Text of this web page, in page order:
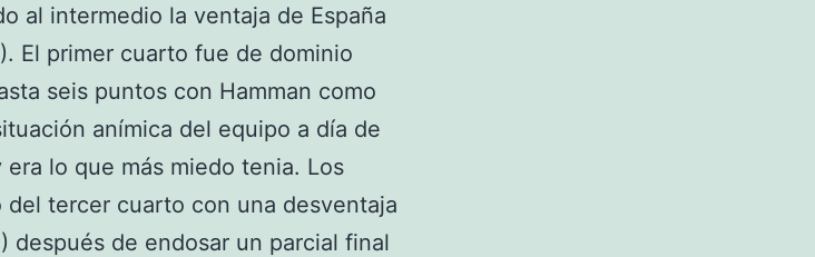
al intermedio la ventaja de España
El primer cuarto fue de dominio
seis puntos con Hamman como
anímica del equipo a día de
lo que más miedo tenia. Los
tercer cuarto con una desventaja
después de endosar un parcial final